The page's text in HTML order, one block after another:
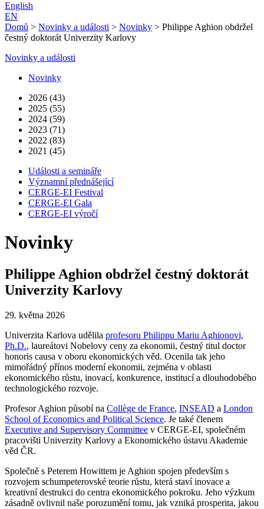
English
EN
Domů > Novinky a události > Novinky > Philippe Aghion obdržel
čestný doktorát Univerzity Karlovy
Novinky a události
Novinky
2026 (43)
2025 (55)
2024 (59)
2023 (71)
2022 (83)
2021 (45)
Události a semináře
Významní přednášející
CERGE-EI Festival
CERGE-EI Gala
CERGE-EI výročí
Novinky
Philippe Aghion obdržel čestný doktorát
Univerzity Karlovy
29. května 2026
Univerzita Karlova udělila profesoru Philippu Mariu Aghionovi,
Ph.D., laureátovi Nobelovy ceny za ekonomii, čestný titul doctor
honoris causa v oboru ekonomických věd. Ocenila tak jeho
mimořádný přínos moderní ekonomii, zejména v oblasti
ekonomického růstu, inovací, konkurence, institucí a dlouhodobého
technologického rozvoje.
Profesor Aghion působí na Collège de France, INSEAD a London
School of Economics and Political Science. Je také členem
Executive and Supervisory Committee v CERGE-EI, společném
pracovišti Univerzity Karlovy a Ekonomického ústavu Akademie
věd ČR.
Společně s Peterem Howittem je Aghion spojen především s
rozvojem schumpeterovské teorie růstu, která staví inovace a
kreativní destrukci do centra ekonomického pokroku. Jeho výzkum
zásadně ovlivnil naše porozumění tomu, jak vzniká prosperita, jakou